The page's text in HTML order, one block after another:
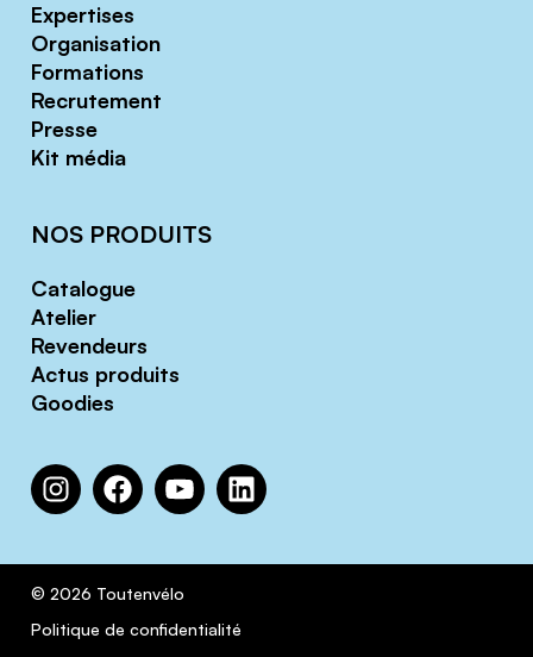
Expertises
Organisation
Formations
Recrutement
Presse
Kit média
NOS PRODUITS
Catalogue
Atelier
Revendeurs
Actus produits
Goodies
© 2026 Toutenvélo
Politique de confidentialité